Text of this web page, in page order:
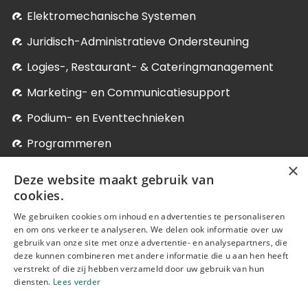
Elektromechanische Systemen
Juridisch-Administratieve Ondersteuning
Logies-, Restaurant- & Cateringmanagement
Marketing- en Communicatiesupport
Podium- en Eventtechnieken
Programmeren
Systeem- en Netwerkbeheer
Verder studeren
Onze postgraduaten, micro-credentials en bij-
nascholingen
×
Deze website maakt gebruik van
cookies.
We gebruiken cookies om inhoud en advertenties te personaliseren
en om ons verkeer te analyseren. We delen ook informatie over uw
gebruik van onze site met onze advertentie- en analysepartners, die
deze kunnen combineren met andere informatie die u aan hen heeft
verstrekt of die zij hebben verzameld door uw gebruik van hun
diensten. Lees verder